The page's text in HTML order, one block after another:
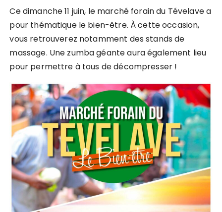
Ce dimanche 11 juin, le marché forain du Tévelave a
pour thématique le bien-être. À cette occasion,
vous retrouverez notamment des stands de
massage. Une zumba géante aura également lieu
pour permettre à tous de décompresser !